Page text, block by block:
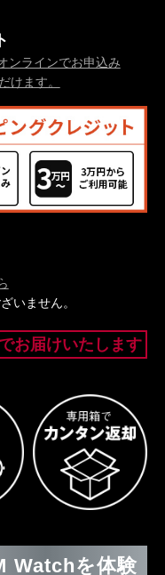
ンラインでお申込み
けます。
いません。
お届けいたします
Watchを体験